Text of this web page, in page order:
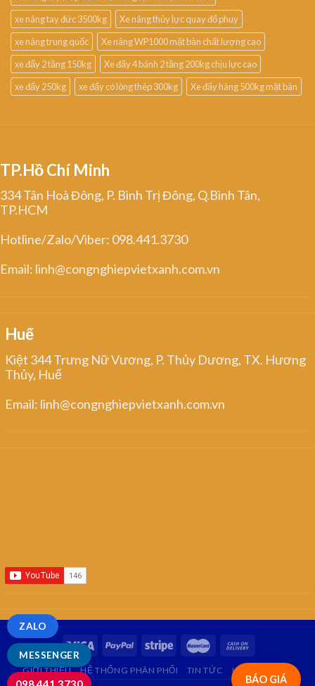
xe nâng tay đức 3500kg
Xe nâng thủy lực quay đổ phuy
xe nâng trung quốc
Xe nâng WP1000 mặt bàn chất lượng cao
xe đẩy 2 tầng 150kg
Xe đẩy 4 bánh 2 tầng 200kg chịu lực cao
xe đẩy 250kg
xe đẩy có lòng thép 300kg Xe đẩy hàng 500kg mặt bàn
TP.Hồ Chí Minh
334 Tân Hoà Đông, P. Bình Trị Đông, Q.Bình Tân,
TP.HCM
Hotline/Zalo/Viber: 098.441.3730
Email: linh@congnghiepvietxanh.com.vn
Huế
Kiệt 344 Trưng Nữ Vương, P. Thủy Dương, TX. Hương
Thủy, Huế
Email: linh@congnghiepvietxanh.com.vn
BÁO GIÁ
GIỚI THIỆU HỆ THỐNG PHÂN PHỐI TIN TỨC LIÊN HỆ
MESSENGER
ZALO